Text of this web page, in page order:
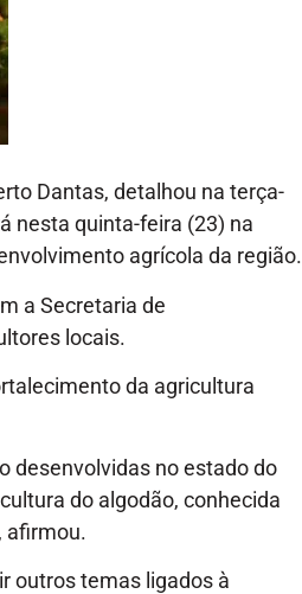
Dantas, detalhou na terça-
nesta quinta-feira (23) na
agrícola da região.
a Secretaria de
locais.
da agricultura
desenvolvidas no estado do
do algodão, conhecida
afirmou.
outros temas ligados à